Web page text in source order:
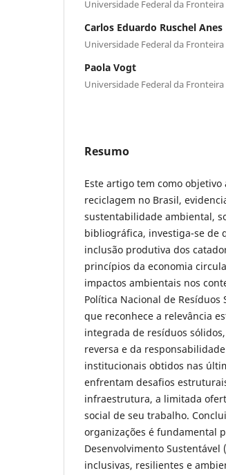
Universidade Federal da Fronteira
Carlos Eduardo Ruschel Anes
Universidade Federal da Fronteira
Paola Vogt
Universidade Federal da Fronteira
Resumo
Este artigo tem como
reciclagem no Brasil,
sustentabilidade ambiental,
bibliográfica, investiga-se de
inclusão produtiva dos
princípios da economia
impactos ambientais nos
Política Nacional de
que reconhece a relevância
integrada de resíduos
reversa e da
institucionais obtidos nas
enfrentam desafios
infraestrutura, a limitada
social de seu trabalho.
organizações é fundamental
Desenvolvimento Sustentável
inclusivas, resilientes e